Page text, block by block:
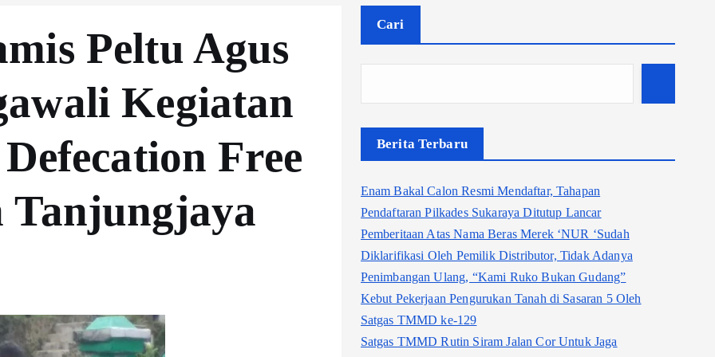
Peltu Agus
Kegiatan
Free
Tanjungjaya
Cari
Berita Terbaru
Enam Bakal Calon Resmi Mendaftar, Tahapan
Pendaftaran Pilkades Sukaraya Ditutup Lancar
Pemberitaan Atas Nama Beras Merek ‘NUR ‘Sudah
Diklarifikasi Oleh Pemilik Distributor, Tidak Adanya
Penimbangan Ulang, “Kami Ruko Bukan Gudang”
Kebut Pekerjaan Pengurukan Tanah di Sasaran 5 Oleh
Satgas TMMD ke-129
Satgas TMMD Rutin Siram Jalan Cor Untuk Jaga